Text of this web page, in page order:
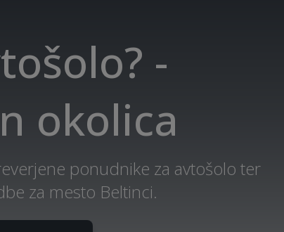
-
okolica
ponudnike za avtošolo ter
za mesto Beltinci.